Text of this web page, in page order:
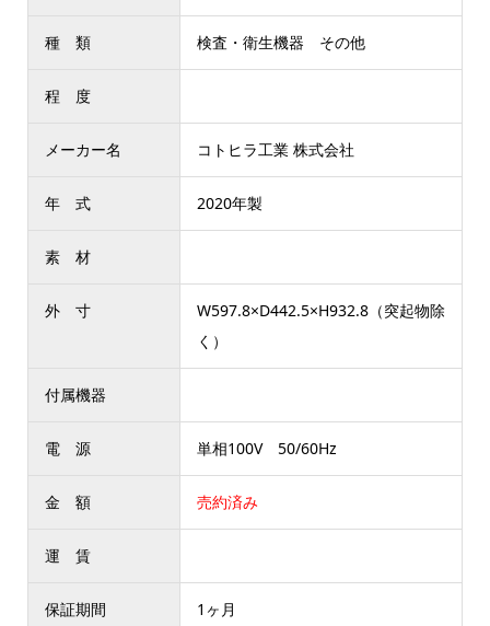
種 類 検査・衛生機器 その他
程 度
メーカー名 コトヒラ工業 株式会社
年 式 2020年製
素 材
外 寸
W597.8×D442.5×H932.8（突起物除
く）
付属機器
電 源 単相100V 50/60Hz
金 額 売約済み
運 賃
保証期間 1ヶ月